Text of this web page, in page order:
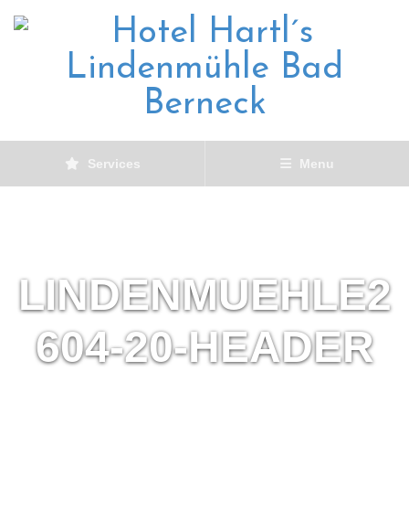
Services Menu
LINDENMUEHLE2
604-20-HEADER